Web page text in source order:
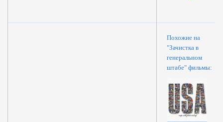
Похожие на
"Зачистка в
генеральном
штабе" фильмы: